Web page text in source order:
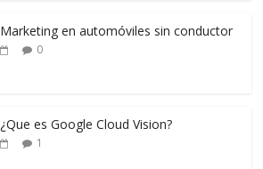
Marketing en automóviles sin conductor
0
¿Que es Google Cloud Vision?
1